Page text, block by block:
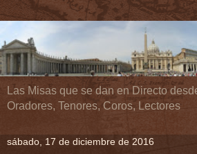
Las Misas que se dan en Directo
Oradores, Tenores, Coros, Lectores
sábado, 17 de diciembre de 2016